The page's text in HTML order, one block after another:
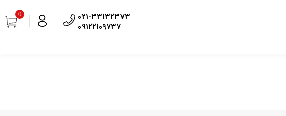
021-33132373
09122109737
0